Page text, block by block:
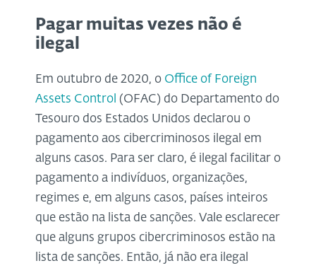
Pagar muitas vezes não é
ilegal
Em outubro de 2020, o Office of Foreign
Assets Control (OFAC) do Departamento do
Tesouro dos Estados Unidos declarou o
pagamento aos cibercriminosos ilegal em
alguns casos. Para ser claro, é ilegal facilitar o
pagamento a indivíduos, organizações,
regimes e, em alguns casos, países inteiros
que estão na lista de sanções. Vale esclarecer
que alguns grupos cibercriminosos estão na
lista de sanções. Então, já não era ilegal